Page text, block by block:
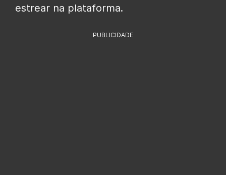
estrear na plataforma.
PUBLICIDADE